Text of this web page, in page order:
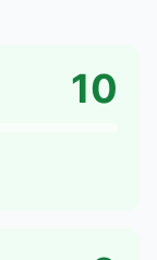
10